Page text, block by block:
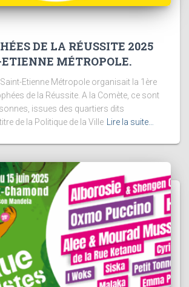
DE LA RÉUSSITE 2025
MÉTROPOLE.
Etienne Métropole organisait la 1ère
de la Réussite. A la Comète, ce sont
issues des quartiers dits
de la Politique de la Ville Lire la suite…